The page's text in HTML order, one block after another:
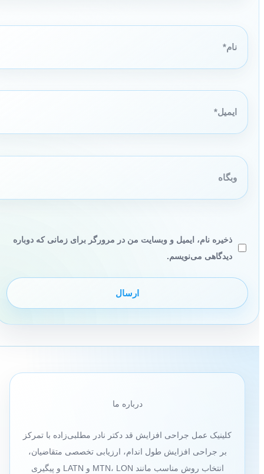
نام*
ایمیل*
وبگاه
ذخیره نام، ایمیل و وبسایت من در مرورگر برای زمانی که دوباره
دیدگاهی می‌نویسم.
درباره ما
کلینیک عمل جراحی افزایش قد دکتر نادر مطلبی‌زاده با تمرکز
بر جراحی افزایش طول اندام، ارزیابی تخصصی متقاضیان،
انتخاب روش مناسب مانند MTN، LON و LATN و پیگیری